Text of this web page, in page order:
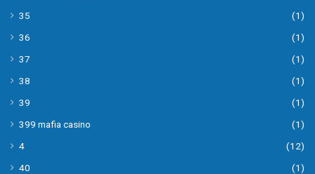
35
(1)
36
(1)
37
(1)
38
(1)
39
(1)
399 mafia casino
(1)
4
(12)
40
(1)